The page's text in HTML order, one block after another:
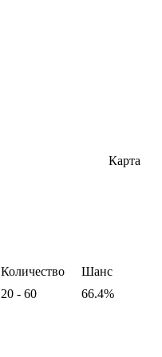
Карта
Количество Шанс
20 - 60 66.4%